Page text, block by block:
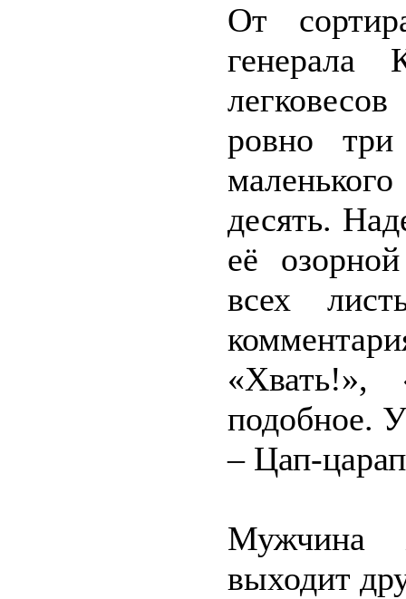
От
генерала
ровно
десять.
её
всех
подобное. У
– Цап-
Мужчина
выходит